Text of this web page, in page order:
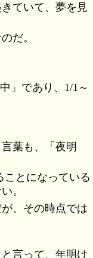
ていて、夢を見
だ。
」であり、1/1～
葉も、「夜明
ことになっている
。
、その時点では
言って、年明け